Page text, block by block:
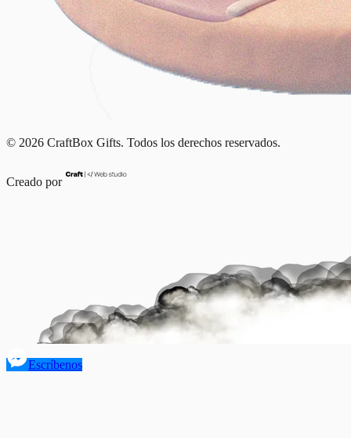
© 2026 CraftBox Gifts. Todos los derechos reservados.
Creado por
Escríbenos